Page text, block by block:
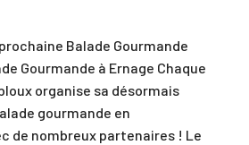
Balade Gourmande
Gourmande à Ernage Chaque
organise sa désormais
gourmande en
de nombreux partenaires ! Le